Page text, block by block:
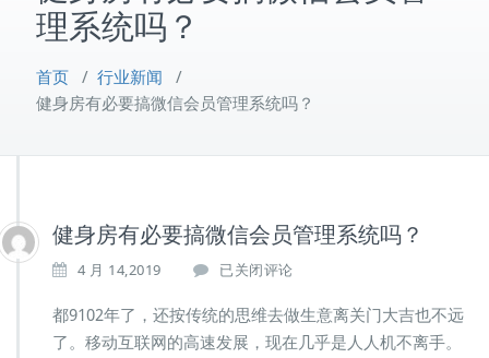
理系统吗？
首页 / 行业新闻 /
健身房有必要搞微信会员管理系统吗？
健身房有必要搞微信会员管理系统吗？
4 月 14,2019
健
房
有
已关闭评论
都9102年了，还按传统的思维去做生意离关门大吉也不远
了。移动互联网的高速发展，现在几乎是人人机不离手。